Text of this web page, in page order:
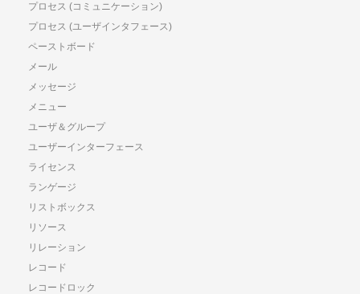
プロセス (コミュニケーション)
プロセス (ユーザインタフェース)
ペーストボード
メール
メッセージ
メニュー
ユーザ＆グループ
ユーザーインターフェース
ライセンス
ランゲージ
リストボックス
リソース
リレーション
レコード
レコードロック